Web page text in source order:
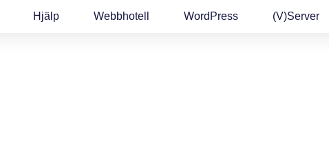
Hjälp Webbhotell WordPress (v)Server